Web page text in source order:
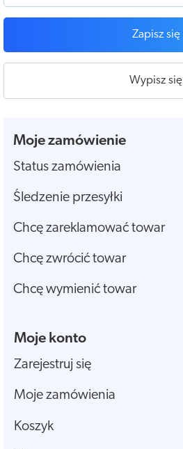
Zapisz się
Wypisz się
Moje zamówienie
Status zamówienia
Śledzenie przesyłki
Chcę zareklamować towar
Chcę zwrócić towar
Chcę wymienić towar
Moje konto
Zarejestruj się
Moje zamówienia
Koszyk